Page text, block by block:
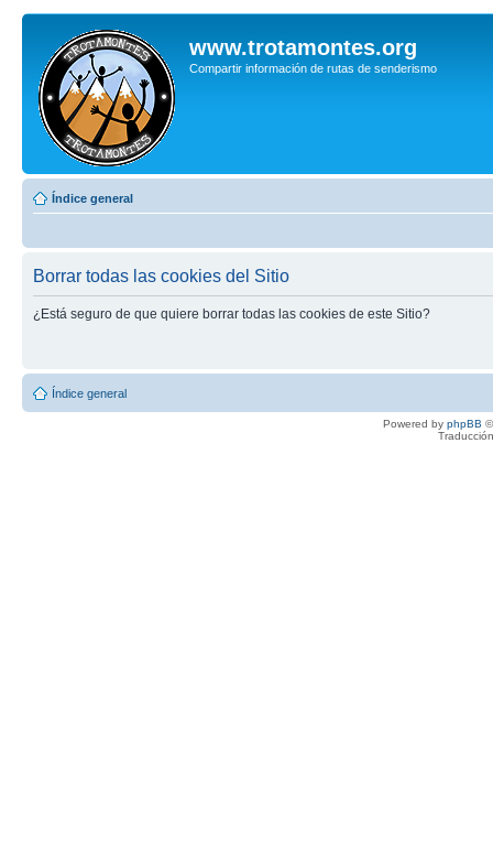
www.trotamontes.org
Compartir información de rutas de senderismo
Índice general
Borrar todas las cookies del Sitio
¿Está seguro de que quiere borrar todas las cookies de este Sitio?
Índice general
Powered by phpBB